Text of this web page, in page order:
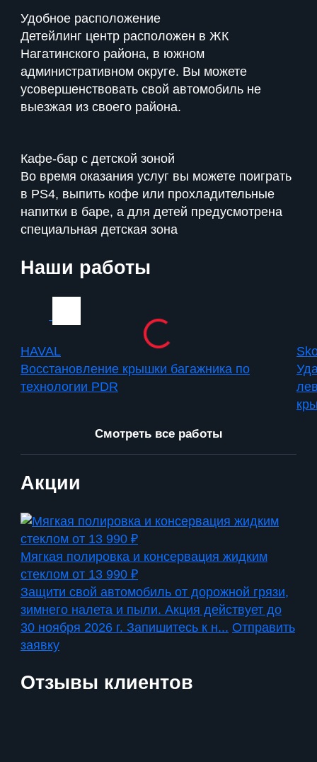
Удобное расположение
Детейлинг центр расположен в ЖК
Нагатинского района, в южном
административном округе. Вы можете
усовершенствовать свой автомобиль не
выезжая из своего района.
Кафе-бар с детской зоной
Во время оказания услуг вы можете поиграть
в PS4, выпить кофе или прохладительные
напитки в баре, а для детей предусмотрена
специальная детская зона
Наши работы
HAVAL
Восстановление крышки багажника по
технологии PDR
Смотреть все работы
Акции
Мягкая полировка и консервация жидким
стеклом от 13 990 ₽
Защити свой автомобиль от дорожной грязи,
зимнего налета и пыли. Акция действует до
30 ноября 2026 г. Запишитесь к н... Отправить
заявку
Отзывы клиентов